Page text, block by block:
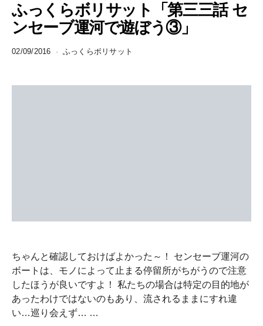
ふっくらボリサット「第三三話 セ
ンセーブ運河で遊ぼう③」
02/09/2016 ふっくらボリサット
ちゃんと確認しておけばよかった～！ センセーブ運河の
ボートは、モノによって止まる停留所がちがうので注意
したほうが良いですよ！ 私たちの場合は特定の目的地が
あったわけではないのもあり、流されるままにすれ違
い…巡り会えず… …